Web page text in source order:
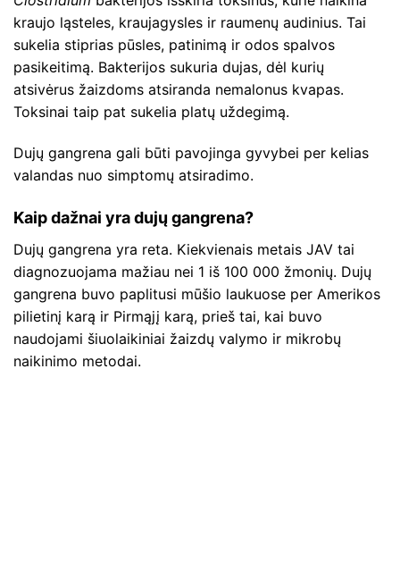
kraujo ląsteles, kraujagysles ir raumenų audinius. Tai
sukelia stiprias pūsles, patinimą ir odos spalvos
pasikeitimą. Bakterijos sukuria dujas, dėl kurių
atsivėrus žaizdoms atsiranda nemalonus kvapas.
Toksinai taip pat sukelia platų uždegimą.
Dujų gangrena gali būti pavojinga gyvybei per kelias
valandas nuo simptomų atsiradimo.
Kaip dažnai yra dujų gangrena?
Dujų gangrena yra reta. Kiekvienais metais JAV tai
diagnozuojama mažiau nei 1 iš 100 000 žmonių. Dujų
gangrena buvo paplitusi mūšio laukuose per Amerikos
pilietinį karą ir Pirmąjį karą, prieš tai, kai buvo
naudojami šiuolaikiniai žaizdų valymo ir mikrobų
naikinimo metodai.